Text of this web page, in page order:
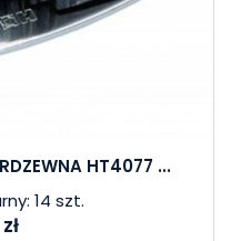
HT4077 ...
14 szt.